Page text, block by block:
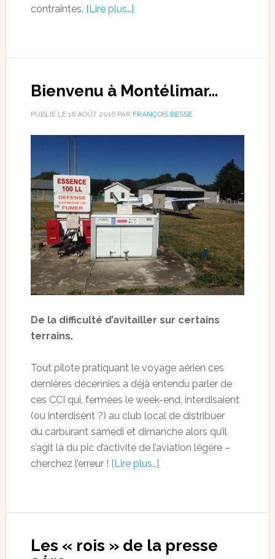
contraintes. [Lire plus…]
Bienvenu à Montélimar…
PUBLIÉ LE 16 AOÛT 2016PAR FRANÇOIS BESSE
De la difficulté d’avitailler sur certains
terrains.
Tout pilote pratiquant le voyage aérien ces
dernières décennies a déjà entendu parler de
ces CCI qui, fermées le week-end, interdisaient
(ou interdisent ?) au club local de distribuer
du carburant samedi et dimanche alors qu’il
s’agit là du pic d’activité de l’aviation légère –
cherchez l’erreur ! [Lire plus…]
Les « rois » de la presse